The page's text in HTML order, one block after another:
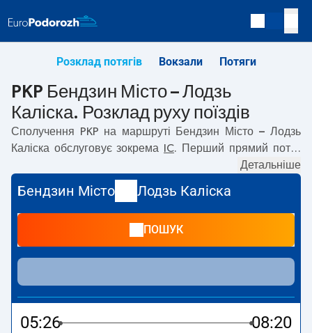
Розклад потягів Вокзали Потяги
PKP Бендзин Місто – Лодзь
Каліска. Розклад руху поїздів
Сполучення PKP на маршруті
Бендзин Місто – Лодзь
Каліска обслуговує зокрема IC. Перший прямий потяг
з вокзалу PKP Бендзин Місто. Останній
потяг до Лодзь Каліска вирушає о 17:47. Найшвидший
маршрут пропонує потяг без пересадок
Подорож цим потягом триває02:39
. На маршруті
Лодзь Каліска
потяги:TLK— пропонують нижчу ціну квитка і зазвичай
довший час подорожі. Потяг завершує маршрут на
станції Лодзь Каліска.
Детальніше
Бендзин Місто Лодзь Каліска
ПОШУК
05:26 08:20